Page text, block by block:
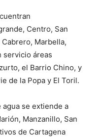
Centro, San
Marbella,
servicio áreas
el Barrio Chino, y
de la Popa y El Toril.
se extiende a
Manzanillo, San
de Cartagena